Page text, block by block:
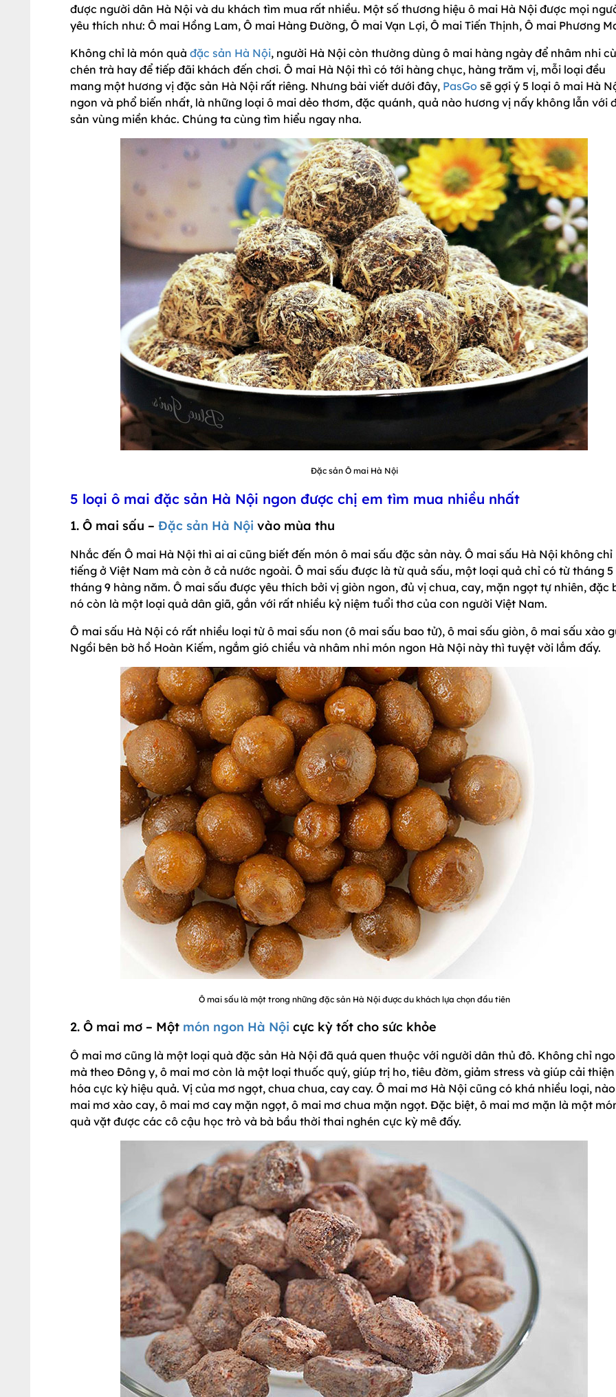
được người dân Hà Nội và du khách tìm mua rất nhiều. Một số thương hiệu ô mai Hà Nội được mọi
yêu thích như: Ô mai Hồng Lam, Ô mai Hàng Đường, Ô mai Vạn Lợi, Ô mai Tiến Thịnh, Ô mai Phương
Không chỉ là món quà đặc sản Hà Nội, người Hà Nội còn thường dùng ô mai hàng ngày để nhâm nhi
chén trà hay để tiếp đãi khách đến chơi. Ô mai Hà Nội thì có tới hàng chục, hàng trăm vị, mỗi loại đều
mang một hương vị đặc sản Hà Nội rất riêng. Nhưng bài viết dưới đây, PasGo sẽ gợi ý 5 loại ô mai Hà
ngon và phổ biến nhất, là những loại ô mai dẻo thơm, đặc quánh, quả nào hương vị nấy không lẫn với
sản vùng miền khác. Chúng ta cùng tìm hiểu ngay nha.
Đặc sản Ô mai Hà Nội
5 loại ô mai đặc sản Hà Nội ngon được chị em tìm mua nhiều nhất
1. Ô mai sấu – Đặc sản Hà Nội vào mùa thu
Nhắc đến Ô mai Hà Nội thì ai ai cũng biết đến món ô mai sấu đặc sản này. Ô mai sấu Hà Nội không chỉ
tiếng ở Việt Nam mà còn ở cả nước ngoài. Ô mai sấu được là từ quả sấu, một loại quả chỉ có từ tháng 5
tháng 9 hàng năm. Ô mai sấu được yêu thích bởi vị giòn ngon, đủ vị chua, cay, mặn ngọt tự nhiên, đặc
nó còn là một loại quả dân giã, gắn với rất nhiều kỷ niệm tuổi thơ của con người Việt Nam.
Ô mai sấu Hà Nội có rất nhiều loại từ ô mai sấu non (ô mai sấu bao tử), ô mai sấu giòn, ô mai sấu xào
Ngồi bên bờ hồ Hoàn Kiếm, ngắm gió chiều và nhâm nhi món ngon Hà Nội này thì tuyệt vời lắm đấy.
Ô mai sấu là một trong những đặc sản Hà Nội được du khách lựa chọn đầu tiên
2. Ô mai mơ – Một món ngon Hà Nội cực kỳ tốt cho sức khỏe
Ô mai mơ cũng là một loại quà đặc sản Hà Nội đã quá quen thuộc với người dân thủ đô. Không chỉ
mà theo Đông y, ô mai mơ còn là một loại thuốc quý, giúp trị ho, tiêu đờm, giảm stress và giúp cải
hóa cực kỳ hiệu quả. Vị của mơ ngọt, chua chua, cay cay. Ô mai mơ Hà Nội cũng có khá nhiều loại,
mai mơ xào cay, ô mai mơ cay mặn ngọt, ô mai mơ chua mặn ngọt. Đặc biệt, ô mai mơ mặn là một
quà vặt được các cô cậu học trò và bà bầu thời thai nghén cực kỳ mê đấy.